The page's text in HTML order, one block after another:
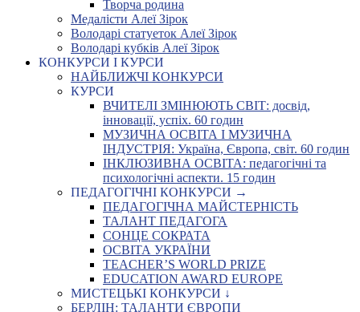
Творча родина
Медалісти Алеї Зірок
Володарі статуеток Алеї Зірок
Володарі кубків Алеї Зірок
КОНКУРСИ І КУРСИ
НАЙБЛИЖЧІ КОНКУРСИ
КУРСИ
ВЧИТЕЛІ ЗМІНЮЮТЬ СВІТ: досвід,
інновації, успіх. 60 годин
МУЗИЧНА ОСВІТА І МУЗИЧНА
ІНДУСТРІЯ: Україна, Європа, світ. 60 годин
ІНКЛЮЗИВНА ОСВІТА: педагогічні та
психологічні аспекти. 15 годин
ПЕДАГОГІЧНІ КОНКУРСИ →
ПЕДАГОГІЧНА МАЙСТЕРНІСТЬ
ТАЛАНТ ПЕДАГОГА
СОНЦЕ СОКРАТА
ОСВІТА УКРАЇНИ
TEACHER’S WORLD PRIZE
EDUCATION AWARD EUROPE
МИСТЕЦЬКІ КОНКУРСИ ↓
БЕРЛІН: ТАЛАНТИ ЄВРОПИ